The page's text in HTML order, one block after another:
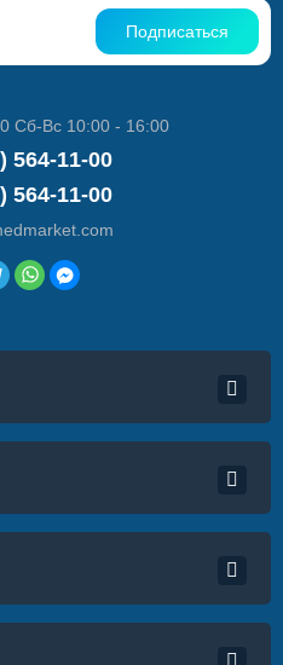
Подписаться
Сб-Вс 10:00 - 16:00
564-11-00
564-11-00